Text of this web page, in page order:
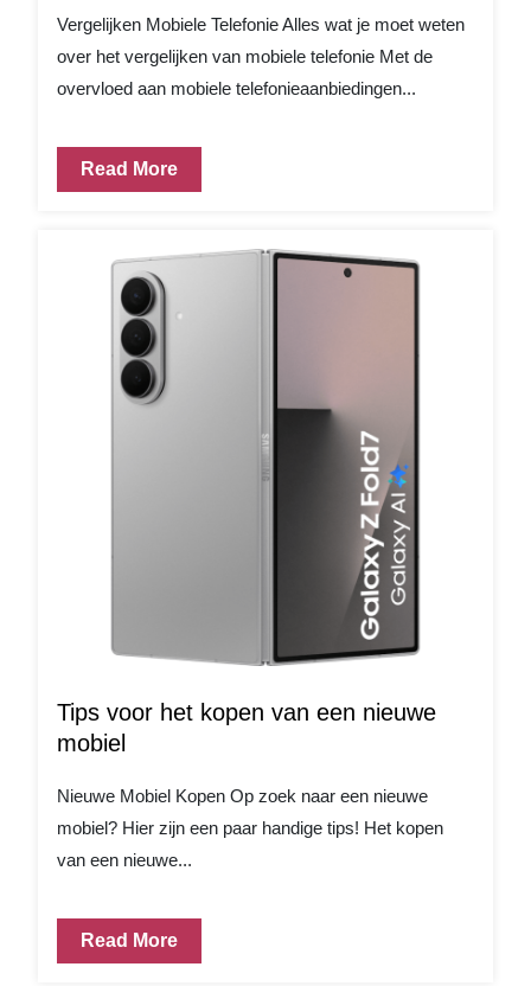
Vergelijken Mobiele Telefonie Alles wat je moet weten
over het vergelijken van mobiele telefonie Met de
overvloed aan mobiele telefonieaanbiedingen...
Read More
Tips voor het kopen van een nieuwe
mobiel
Nieuwe Mobiel Kopen Op zoek naar een nieuwe
mobiel? Hier zijn een paar handige tips! Het kopen
van een nieuwe...
Read More